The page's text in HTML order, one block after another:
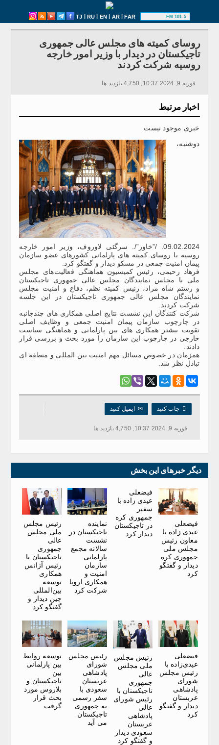
TJ | RU | EN | AR|FAR 101.5 FM
روسای کمیته های مجلس عالی جمهوری
تاجیکستان در دیدار با وزیر امور خارجه
روسیه شرکت کردند
فوریه 9, 2024 10:37, 4,750 بازدید ها
اخبار مرتبط
خبری موجود نیست
دوشنبه،
09.02.2024. /”خاور”/. سرگئی لاوروف، وزیر امور خارجه
روسیه با روسای کمیته های پارلمانی کشورهای عضو سازمان
پیمان امنیت جمعی در مسکو دیدار و گفتگو کرد.
فرهاد رحیمی، رئیس کمیسیون هماهنگی فعالیت‌های مجلس
ملی با مجلس نمایندگان مجلس عالی جمهوری تاجیکستان
و رستم شاه مراد، رئیس کمیته نظم، دفاع و امنیت مجلس
نمایندگان مجلس عالی جمهوری تاجیکستان در این جلسه
شرکت کردند.
شرکت کنندگان این نشست نتایج اصلی همکاری های چندجانبه
در چارچوب سازمان پیمان امنیت جمعی و وظایف اصلی
تقویت بیشتر همکاری های بین پارلمانی و هماهنگی سیاست
خارجی در چارچوب این سازمان را مورد بحث و بررسی قرار
دادند.
همزمان در خصوص مسائل مهم امنیت بین المللی و منطقه ای
تبادل نظر شد.
 چاپ کنید ✉ایمیل کنید
فوریه 9, 2024 10:37, 4,750 بازدید ها
دیگر خبرهای این بخش
فیضعلی
عیدی زاده با
معاون رئیس
مجلس ملی
جمهوری کره
دیدار و گفتگو
کرد
فیضعلی
عیدی زاده با
سفیر
جمهوری کره
در تاجیکستان
دیدار کرد
نماینده
تاجیکستان در
نشست
سالانه مجمع
پارلمانی
سازمان
امنیت و
همکاری اروپا
شرکت کرد
رئیس مجلس
ملی مجلس
عالی
جمهوری
تاجیکستان با
رئیس آژانس
همکاری
توسعه
بین‌المللی
چین دیدار و
گفتگو کرد
فیضعلی
عیدی‌زاده با
رئیس مجلس
شورای
پادشاهی
عربستان
دیدار و گفتگو
کرد
رئیس مجلس
ملی مجلس
عالی
جمهوری
تاجیکستان با
رئیس شورای
عالی
پادشاهی
عربستان
سعودی دیدار
و گفتگو کرد
رئیس مجلس
شورای
پادشاهی
عربستان
سعودی با
سفر رسمی
به جمهوری
تاجیکستان
می آید
توسعه روابط
بین پارلمانی
بین
تاجیکستان و
بلاروس مورد
بحث قرار
گرفت